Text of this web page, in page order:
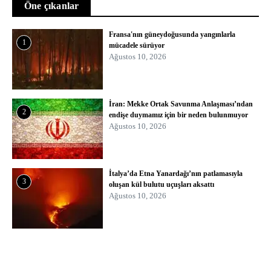
Öne çıkanlar
1
Fransa'nın güneydoğusunda yangınlarla
mücadele sürüyor
Ağustos 10, 2026
2
İran: Mekke Ortak Savunma Anlaşması’ndan
endişe duymamız için bir neden bulunmuyor
Ağustos 10, 2026
3
İtalya’da Etna Yanardağı’nın patlamasıyla
oluşan kül bulutu uçuşları aksattı
Ağustos 10, 2026